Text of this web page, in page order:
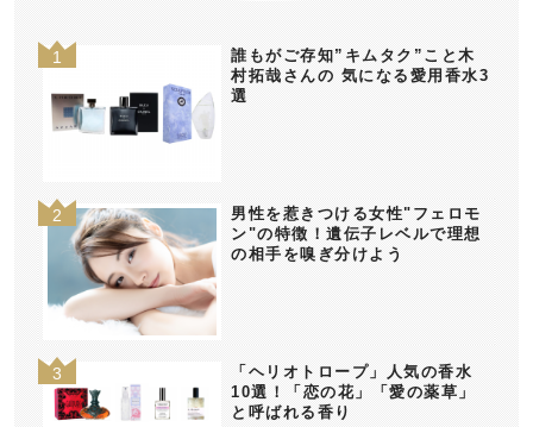
誰もがご存知”キムタク”こと木
村拓哉さんの 気になる愛用香水3
選
男性を惹きつける女性"フェロモ
ン"の特徴！遺伝子レベルで理想
の相手を嗅ぎ分けよう
「ヘリオトロープ」人気の香水
10選！「恋の花」「愛の薬草」
と呼ばれる香り